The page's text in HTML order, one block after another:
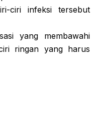
ciri infeksi tersebut
yang membawahi
ringan yang harus